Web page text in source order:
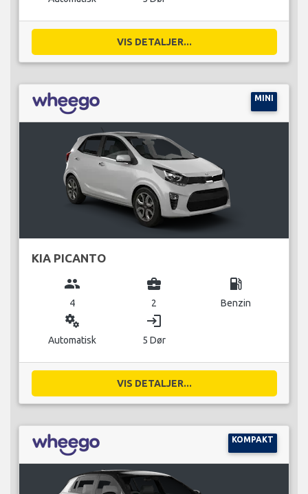
VIS DETALJER...
MINI
KIA PICANTO
group
4
business_center
2
local_gas_station
Benzin
miscellaneous_services
Automatisk
login
5 Dør
VIS DETALJER...
KOMPAKT